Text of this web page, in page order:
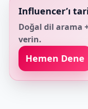
Influencer’ı
Doğal dil arama
verin.
Hemen Dene